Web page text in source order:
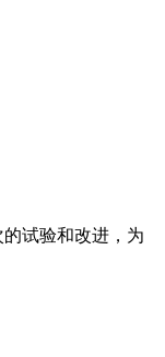
试验和改进，为